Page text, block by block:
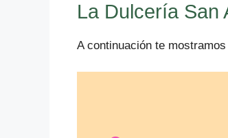
La Dulcería San
A continuación te